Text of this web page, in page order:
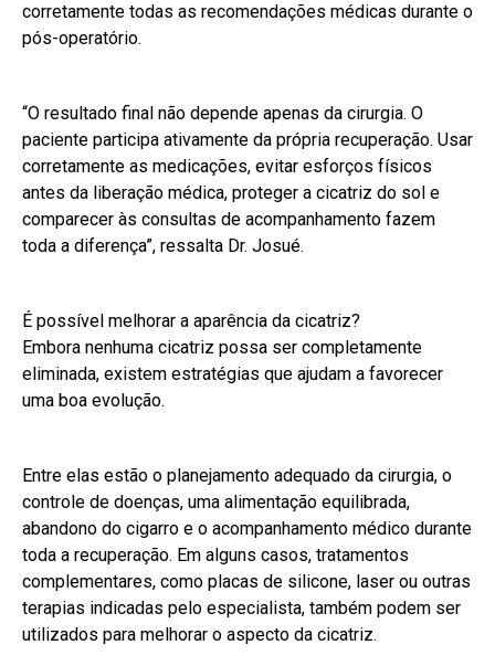
corretamente todas as recomendações médicas durante o
pós-operatório.
“O resultado final não depende apenas da cirurgia. O
paciente participa ativamente da própria recuperação. Usar
corretamente as medicações, evitar esforços físicos
antes da liberação médica, proteger a cicatriz do sol e
comparecer às consultas de acompanhamento fazem
toda a diferença”, ressalta Dr. Josué.
É possível melhorar a aparência da cicatriz?
Embora nenhuma cicatriz possa ser completamente
eliminada, existem estratégias que ajudam a favorecer
uma boa evolução.
Entre elas estão o planejamento adequado da cirurgia, o
controle de doenças, uma alimentação equilibrada,
abandono do cigarro e o acompanhamento médico durante
toda a recuperação. Em alguns casos, tratamentos
complementares, como placas de silicone, laser ou outras
terapias indicadas pelo especialista, também podem ser
utilizados para melhorar o aspecto da cicatriz.